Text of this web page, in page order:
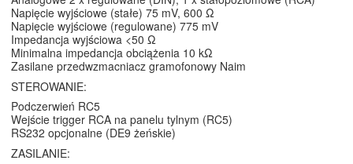
Napięcie wyjściowe (stałe) 75 mV, 600 Ω
Napięcie wyjściowe (regulowane) 775 mV
Impedancja wyjściowa <50 Ω
Minimalna impedancja obciążenia 10 kΩ
Zasilane przedwzmacniacz gramofonowy Naim
STEROWANIE:
Podczerwień RC5
Wejście trigger RCA na panelu tylnym (RC5)
RS232 opcjonalne (DE9 żeńskie)
ZASILANIE: